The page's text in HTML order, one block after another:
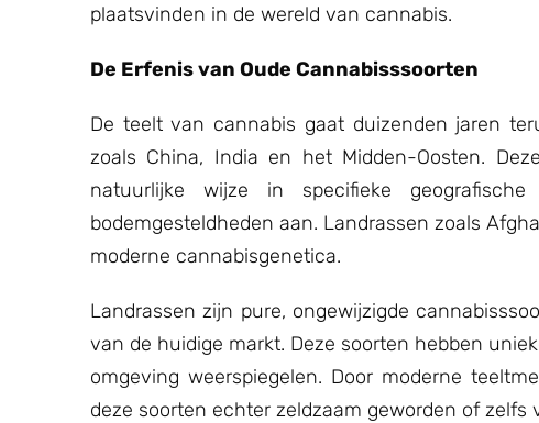
plaatsvinden in de wereld van cannabis.
De Erfenis van Oude Cannabisssoorten
De teelt van cannabis gaat duizenden jaren
zoals China, India en het Midden-Oosten.
natuurlijke wijze in specifieke
bodemgesteldheden aan. Landrassen zoals
moderne cannabisgenetica.
Landrassen zijn pure, ongewijzigde
van de huidige markt. Deze soorten hebben
omgeving weerspiegelen. Door moderne
deze soorten echter zeldzaam geworden of zelfs